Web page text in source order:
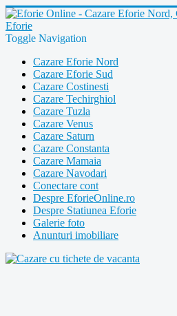
Toggle Navigation
Cazare Eforie Nord
Cazare Eforie Sud
Cazare Costinesti
Cazare Techirghiol
Cazare Tuzla
Cazare Venus
Cazare Saturn
Cazare Constanta
Cazare Mamaia
Cazare Navodari
Conectare cont
Despre EforieOnline.ro
Despre Statiunea Eforie
Galerie foto
Anunturi imobiliare